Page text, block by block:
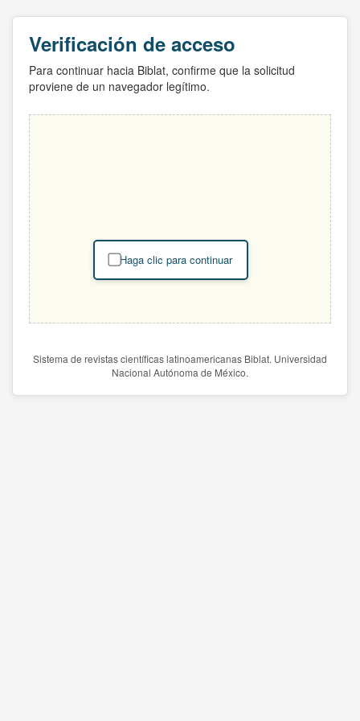
Verificación de acceso
Para continuar hacia Biblat, confirme que la solicitud
proviene de un navegador legítimo.
Haga clic para continuar
Sistema de revistas científicas latinoamericanas Biblat. Universidad
Nacional Autónoma de México.